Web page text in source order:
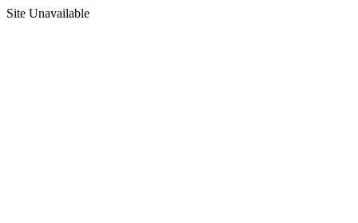
Site Unavailable